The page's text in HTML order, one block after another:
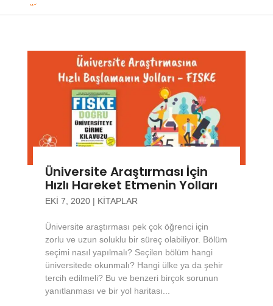
Üniversite Araştırması İçin
Hızlı Hareket Etmenin Yolları
EKI 7, 2020| KITAPLAR
Üniversite araştırması pek çok öğrenci için
zorlu ve uzun soluklu bir süreç olabiliyor. Bölüm
seçimi nasıl yapılmalı? Seçilen bölüm hangi
üniversitede okunmalı? Hangi ülke ya da şehir
tercih edilmeli? Bu ve benzeri birçok sorunun
yanıtlanması ve bir yol haritası...